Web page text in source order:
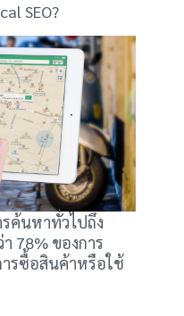
SEO?
ค้นหาทั่วไปถึง
78% ของการ
รซื้อสินค้าหรือใช้